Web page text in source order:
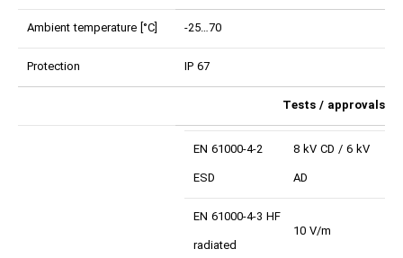
Ambient temperature [°C] -25…70
Protection IP 67
Tests / approvals
EN 61000-4-2
ESD
8 kV CD / 6 kV
AD
EN 61000-4-3 HF
radiated
10 V/m